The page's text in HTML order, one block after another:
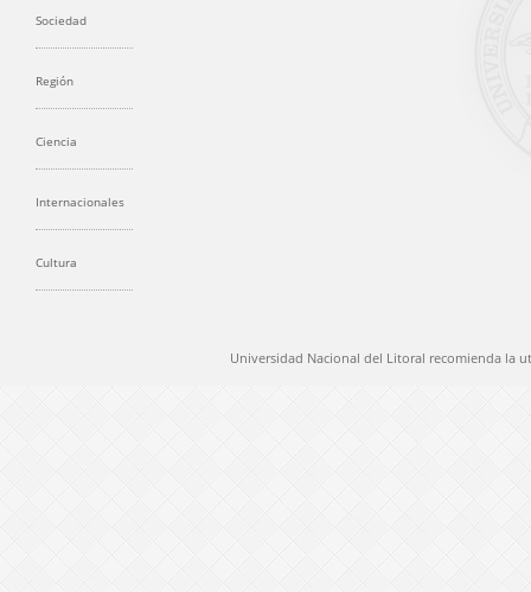
Sociedad
Región
Ciencia
Internacionales
Cultura
Universidad Nacional del Litoral recomienda la
@ 2012 Universidad